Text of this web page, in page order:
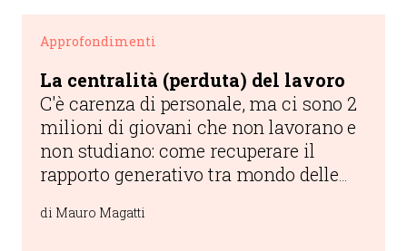
Approfondimenti
La centralità (perduta) del lavoro
C'è carenza di personale, ma ci sono 2
milioni di giovani che non lavorano e
non studiano: come recuperare il
rapporto generativo tra mondo delle
persone reali?
di Mauro Magatti